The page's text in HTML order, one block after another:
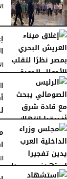
السبت، 27 ديسمبر 2025